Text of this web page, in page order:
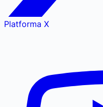
Platforma X